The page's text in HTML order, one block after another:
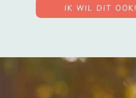
IK WIL DIT OOK!